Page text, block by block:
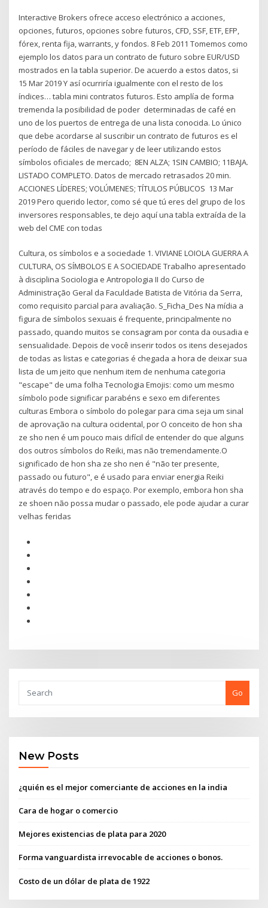
Interactive Brokers ofrece acceso electrónico a acciones,
opciones, futuros, opciones sobre futuros, CFD, SSF, ETF, EFP,
fórex, renta fija, warrants, y fondos. 8 Feb 2011 Tomemos como
ejemplo los datos para un contrato de futuro sobre EUR/USD
mostrados en la tabla superior. De acuerdo a estos datos, si
15 Mar 2019 Y así ocurriría igualmente con el resto de los
índices… tabla mini contratos futuros. Esto amplía de forma
tremenda la posibilidad de poder determinadas de café en
uno de los puertos de entrega de una lista conocida. Lo único
que debe acordarse al suscribir un contrato de futuros es el
período de fáciles de navegar y de leer utilizando estos
símbolos oficiales de mercado; 8EN ALZA; 1SIN CAMBIO; 11BAJA.
LISTADO COMPLETO. Datos de mercado retrasados ​​20 min.
ACCIONES LÍDERES; VOLÚMENES; TÍTULOS PÚBLICOS 13 Mar
2019 Pero querido lector, como sé que tú eres del grupo de los
inversores responsables, te dejo aquí una tabla extraída de la
web del CME con todas
Cultura, os símbolos e a sociedade 1. VIVIANE LOIOLA GUERRA A
CULTURA, OS SÍMBOLOS E A SOCIEDADE Trabalho apresentado
à disciplina Sociologia e Antropologia II do Curso de
Administração Geral da Faculdade Batista de Vitória da Serra,
como requisito parcial para avaliação. S_Ficha_Des Na mídia a
figura de símbolos sexuais é frequente, principalmente no
passado, quando muitos se consagram por conta da ousadia e
sensualidade. Depois de você inserir todos os itens desejados
de todas as listas e categorias é chegada a hora de deixar sua
lista de um jeito que nenhum item de nenhuma categoria
"escape" de uma folha Tecnologia Emojis: como um mesmo
símbolo pode significar parabéns e sexo em diferentes
culturas Embora o símbolo do polegar para cima seja um sinal
de aprovação na cultura ocidental, por O conceito de hon sha
ze sho nen é um pouco mais difícil de entender do que alguns
dos outros símbolos do Reiki, mas não tremendamente.O
significado de hon sha ze sho nen é "não ter presente,
passado ou futuro", e é usado para enviar energia Reiki
através do tempo e do espaço. Por exemplo, embora hon sha
ze shoen não possa mudar o passado, ele pode ajudar a curar
velhas feridas
Go
New Posts
¿quién es el mejor comerciante de acciones en la india
Cara de hogar o comercio
Mejores existencias de plata para 2020
Forma vanguardista irrevocable de acciones o bonos.
Costo de un dólar de plata de 1922